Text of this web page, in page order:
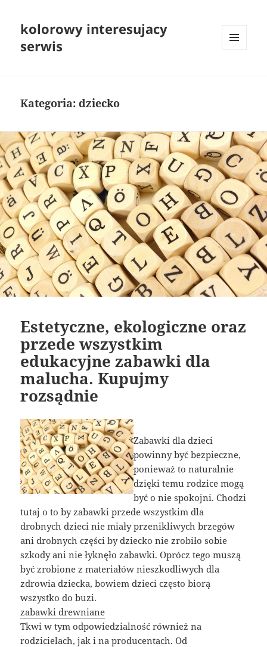
kolorowy interesujacy
serwis
Kategoria:dziecko
Estetyczne, ekologiczne oraz
przede wszystkim
edukacyjne zabawki dla
malucha. Kupujmy
rozsądnie
Zabawki dla dzieci
powinny być bezpieczne,
ponieważ to naturalnie
dzięki temu rodzice mogą
być o nie spokojni. Chodzi
tutaj o to by zabawki przede wszystkim dla
drobnych dzieci nie miały przenikliwych brzegów
ani drobnych części by dziecko nie zrobiło sobie
szkody ani nie łyknęło zabawki. Oprócz tego muszą
być zrobione z materiałów nieszkodliwych dla
zdrowia dziecka, bowiem dzieci często biorą
wszystko do buzi.
zabawki drewniane
Tkwi w tym odpowiedzialność również na
rodzicielach, jak i na producentach. Od